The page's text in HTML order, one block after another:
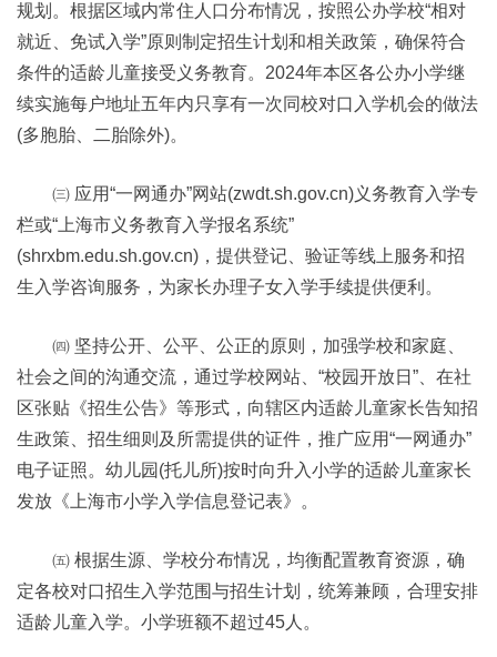
规划。根据区域内常住人口分布情况，按照公办学校“相对
就近、免试入学”原则制定招生计划和相关政策，确保符合
条件的适龄儿童接受义务教育。2024年本区各公办小学继
续实施每户地址五年内只享有一次同校对口入学机会的做法
(多胞胎、二胎除外)。
㈢ 应用“一网通办”网站(zwdt.sh.gov.cn)义务教育入学专
栏或“上海市义务教育入学报名系统”
(shrxbm.edu.sh.gov.cn)，提供登记、验证等线上服务和招
生入学咨询服务，为家长办理子女入学手续提供便利。
㈣ 坚持公开、公平、公正的原则，加强学校和家庭、
社会之间的沟通交流，通过学校网站、“校园开放日”、在社
区张贴《招生公告》等形式，向辖区内适龄儿童家长告知招
生政策、招生细则及所需提供的证件，推广应用“一网通办”
电子证照。幼儿园(托儿所)按时向升入小学的适龄儿童家长
发放《上海市小学入学信息登记表》。
㈤ 根据生源、学校分布情况，均衡配置教育资源，确
定各校对口招生入学范围与招生计划，统筹兼顾，合理安排
适龄儿童入学。小学班额不超过45人。